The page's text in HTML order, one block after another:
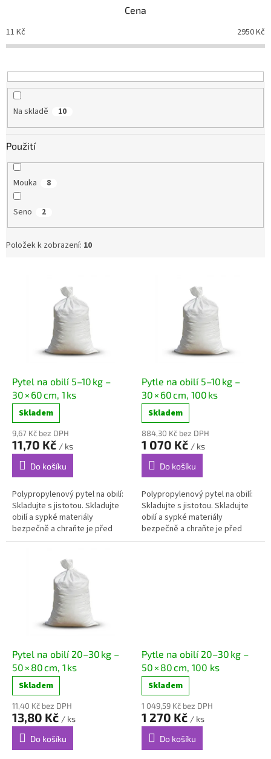
o
d
k
t
Cena
11 Kč 2950Kč
Na skladě 10
Použití
Mouka 8
Seno 2
Položek k zobrazení: 10
Pytel na obilí 5–10 kg –
30 × 60 cm, 1 ks
Skladem
9,67 Kč bez DPH
11,70 Kč / ks
Do košíku
Polypropylenový pytel na obilí:
Skladujte s jistotou. Skladujte
obilí a sypké materiály
bezpečně a chraňte je před
škůdci. Naše...
Pytle na obilí 5–10 kg –
30 × 60 cm, 100 ks
Skladem
884,30 Kč bez DPH
1 070 Kč / ks
Do košíku
Polypropylenový pytel na obilí:
Skladujte s jistotou. Skladujte
obilí a sypké materiály
bezpečně a chraňte je před
škůdci. Naše...
Pytel na obilí 20–30 kg –
50 × 80 cm, 1 ks
Skladem
11,40 Kč bez DPH
13,80 Kč / ks
Do košíku
Pytle na obilí 20–30 kg –
50 × 80 cm, 100 ks
Skladem
1 049,59 Kč bez DPH
1 270 Kč / ks
Do košíku